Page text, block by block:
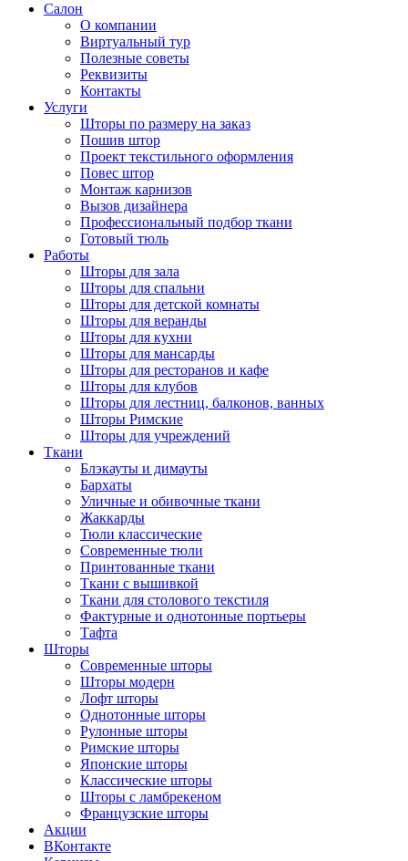
Салон
О компании
Виртуальный тур
Полезные советы
Реквизиты
Контакты
Услуги
Шторы по размеру на заказ
Пошив штор
Проект текстильного оформления
Повес штор
Монтаж карнизов
Вызов дизайнера
Профессиональный подбор ткани
Готовый тюль
Работы
Шторы для зала
Шторы для спальни
Шторы для детской комнаты
Шторы для веранды
Шторы для кухни
Шторы для мансарды
Шторы для ресторанов и кафе
Шторы для клубов
Шторы для лестниц, балконов, ванных
Шторы Римские
Шторы для учреждений
Ткани
Блэкауты и димауты
Бархаты
Уличные и обивочные ткани
Жаккарды
Тюли классические
Современные тюли
Принтованные ткани
Ткани с вышивкой
Ткани для столового текстиля
Фактурные и однотонные портьеры
Тафта
Шторы
Современные шторы
Шторы модерн
Лофт шторы
Однотонные шторы
Рулонные шторы
Римские шторы
Японские шторы
Классические шторы
Шторы с ламбрекеном
Французские шторы
Акции
ВКонтакте